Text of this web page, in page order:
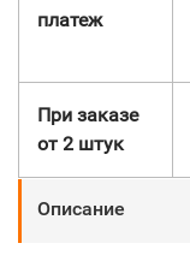
платеж
При заказе
от 2 штук
Описание